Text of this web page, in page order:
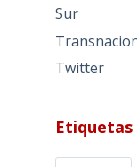
Sur
Twitter
Etiquetas